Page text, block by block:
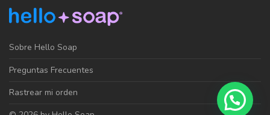
Sobre Hello Soap
Preguntas Frecuentes
Rastrear mi orden